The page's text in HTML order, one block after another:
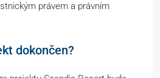
právem a právním
dokončen?